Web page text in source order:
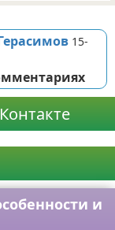
15-
и